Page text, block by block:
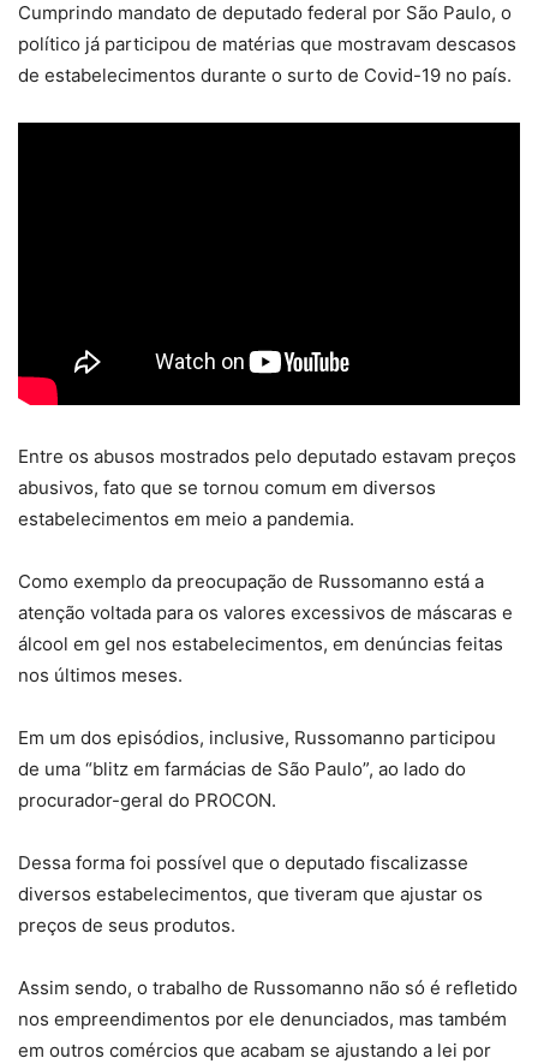
Cumprindo mandato de deputado federal por São Paulo, o
político já participou de matérias que mostravam descasos
de estabelecimentos durante o surto de Covid-19 no país.
Entre os abusos mostrados pelo deputado estavam preços
abusivos, fato que se tornou comum em diversos
estabelecimentos em meio a pandemia.
Como exemplo da preocupação de Russomanno está a
atenção voltada para os valores excessivos de máscaras e
álcool em gel nos estabelecimentos, em denúncias feitas
nos últimos meses.
Em um dos episódios, inclusive, Russomanno participou
de uma “blitz em farmácias de São Paulo”, ao lado do
procurador-geral do PROCON.
Dessa forma foi possível que o deputado fiscalizasse
diversos estabelecimentos, que tiveram que ajustar os
preços de seus produtos.
Assim sendo, o trabalho de Russomanno não só é refletido
nos empreendimentos por ele denunciados, mas também
em outros comércios que acabam se ajustando a lei por